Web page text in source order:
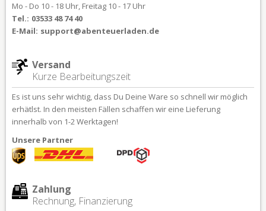
Mo - Do 10 - 18 Uhr, Freitag 10 - 17 Uhr
Tel.: 03533 48 74 40
E-Mail: support@abenteuerladen.de
Versand
Kurze Bearbeitungszeit
Es ist uns sehr wichtig, dass Du Deine Ware so schnell wir möglich
erhätlst. In den meisten Fällen schaffen wir eine Lieferung
innerhalb von 1-2 Werktagen!
Unsere Partner
Zahlung
Rechnung, Finanzierung